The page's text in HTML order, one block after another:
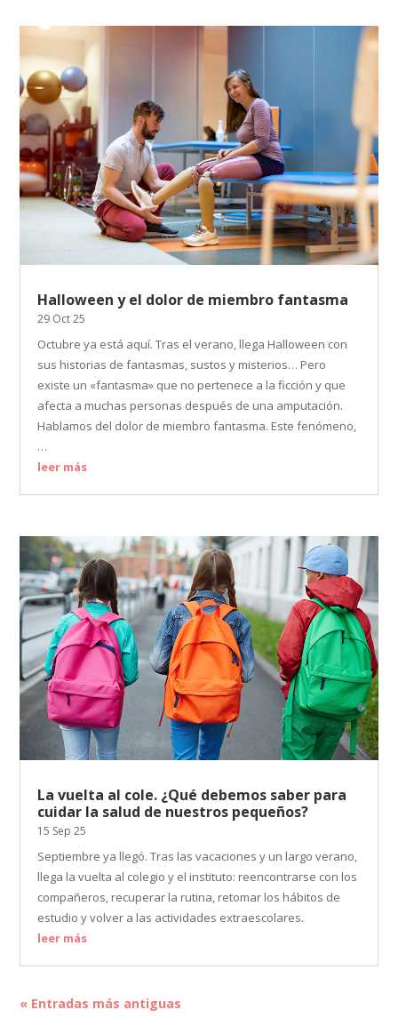
Halloween y el dolor de miembro fantasma
29 Oct 25
Octubre ya está aquí. Tras el verano, llega Halloween con
sus historias de fantasmas, sustos y misterios… Pero
existe un «fantasma» que no pertenece a la ficción y que
afecta a muchas personas después de una amputación.
Hablamos del dolor de miembro fantasma. Este fenómeno,
…
leer más
La vuelta al cole. ¿Qué debemos saber para
cuidar la salud de nuestros pequeños?
15 Sep 25
Septiembre ya llegó. Tras las vacaciones y un largo verano,
llega la vuelta al colegio y el instituto: reencontrarse con los
compañeros, recuperar la rutina, retomar los hábitos de
estudio y volver a las actividades extraescolares.
leer más
« Entradas más antiguas